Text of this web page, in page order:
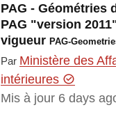
PAG - Géométries
PAG "version
vigueur PAG-
Par Ministère des
intérieures
Mis à jour 6 days